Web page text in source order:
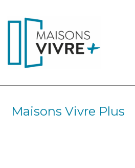
Maisons Vivre Plus